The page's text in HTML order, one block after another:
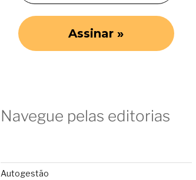
Navegue pelas editorias
Autogestão